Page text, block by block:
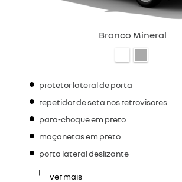
Branco Mineral
protetor lateral de porta
repetidor de seta nos retrovisores
para-choque em preto
maçanetas em preto
porta lateral deslizante
ver mais